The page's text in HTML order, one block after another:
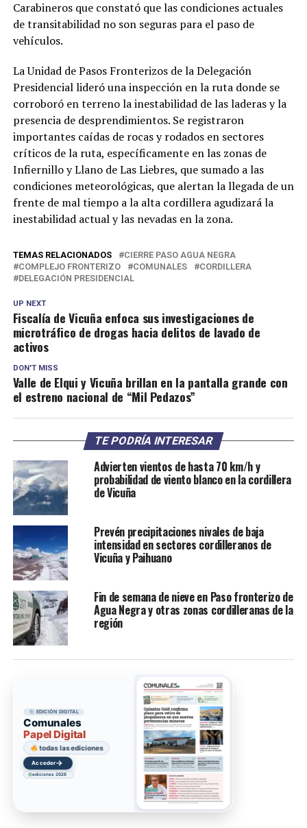
Carabineros que constató que las condiciones actuales
de transitabilidad no son seguras para el paso de
vehículos.
​La Unidad de Pasos Fronterizos de la Delegación
Presidencial lideró una inspección en la ruta donde se
corroboró en terreno la inestabilidad de las laderas y la
presencia de desprendimientos. Se registraron
importantes caídas de rocas y rodados en sectores
críticos de la ruta, específicamente en las zonas de
Infiernillo y Llano de Las Liebres, que sumado a las
condiciones meteorológicas, que alertan la llegada de un
frente de mal tiempo a la alta cordillera agudizará la
inestabilidad actual y las nevadas en la zona.
TEMAS RELACIONADOS
CIERRE PASO AGUA NEGRA
COMPLEJO FRONTERIZO
COMUNALES
CORDILLERA
DELEGACIÓN PRESIDENCIAL
UP NEXT
Fiscalía de Vicuña enfoca sus investigaciones de
microtráfico de drogas hacia delitos de lavado de
activos
DON'T MISS
Valle de Elqui y Vicuña brillan en la pantalla grande con
el estreno nacional de “Mil Pedazos”
TE PODRÍA INTERESAR
Advierten vientos de hasta 70 km/h y
probabilidad de viento blanco en la cordillera
de Vicuña
Prevén precipitaciones nivales de baja
intensidad en sectores cordilleranos de
Vicuña y Paihuano
Fin de semana de nieve en Paso fronterizo de
Agua Negra y otras zonas cordilleranas de la
región
EDICIÓN DIGITAL
Comunales
Papel Digital
todas las ediciones
Acceder→
ediciones 2026